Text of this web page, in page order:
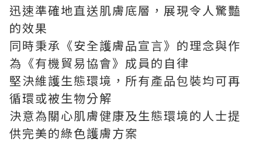
迅速準確地直送肌膚底層，展現令人驚豔
的效果
同時秉承《安全護膚品宣言》的理念與作
為《有機貿易協會》成員的自律
堅決維護生態環境，所有產品包裝均可再
循環或被生物分解
決意為關心肌膚健康及生態環境的人士提
供完美的綠色護膚方案